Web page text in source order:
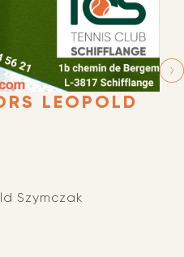
LEOPOLD
Szymczak